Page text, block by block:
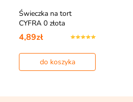
Świeczka na tort
CYFRA 0 złota
4,89zł
do koszyka